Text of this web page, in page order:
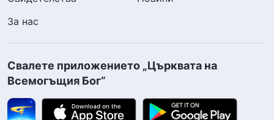
За нас
Свалете приложението „Църквата на
Всемогъщия Бог“